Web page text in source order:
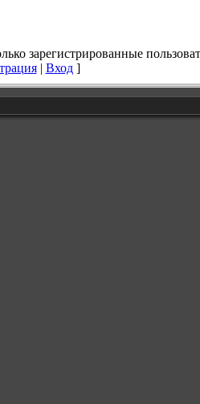
зарегистрированные
| Вход]